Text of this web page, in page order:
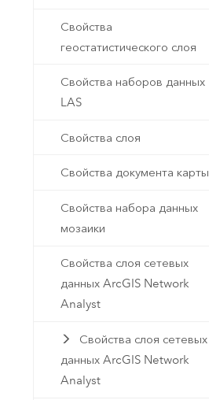
Свойства
геостатистического слоя
Свойства наборов данных
LAS
Свойства слоя
Свойства документа карты
Свойства набора данных
мозаики
Свойства слоя сетевых
данных ArcGIS Network
Analyst
Свойства слоя сетевых
данных ArcGIS Network
Analyst